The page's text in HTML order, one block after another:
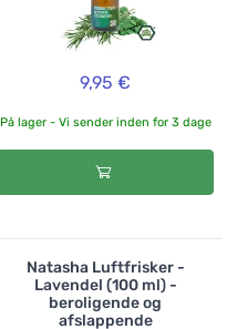
9,95 €
På lager - Vi sender inden for 3 dage
Natasha Luftfrisker -
Lavendel (100 ml) -
beroligende og
afslappende